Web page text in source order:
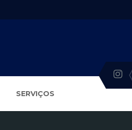
SERVIÇOS